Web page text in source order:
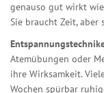
genauso gut wirkt
Sie braucht Zeit,
Atemübungen oder
ihre Wirksamkeit.
Wochen spürbar